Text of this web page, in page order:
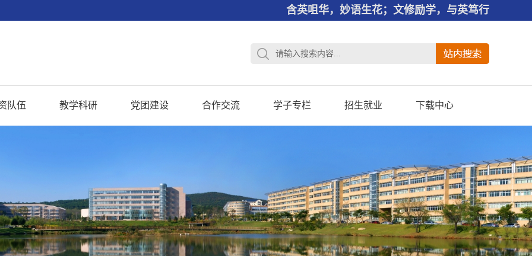
含英咀华，妙语生花；文修励学，与英笃行
队伍 教学科研 党团建设 合作交流 学子专栏 招生就业 下载中心